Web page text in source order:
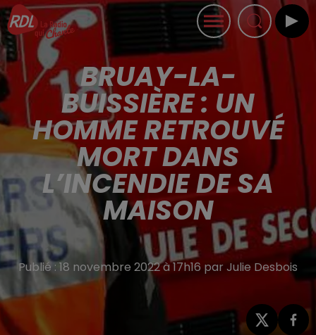
BRUAY-LA-
BUISSIÈRE : UN
HOMME RETROUVÉ
MORT DANS
L’INCENDIE DE SA
MAISON
Publié : 18 novembre 2022 à 17h16 par Julie Desbois